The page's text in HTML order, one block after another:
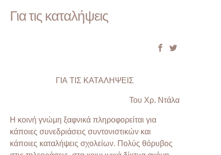
Για τις καταλήψεις
ΓΙΑ ΤΙΣ ΚΑΤΑΛΗΨΕΙΣ
Του Χρ. Ντάλα
Η κοινή γνώμη ξαφνικά πληροφορείται για
κάποιες συνεδριάσεις συντονιστικών και
κάποιες καταλήψεις σχολείων. Πολύς θόρυβος